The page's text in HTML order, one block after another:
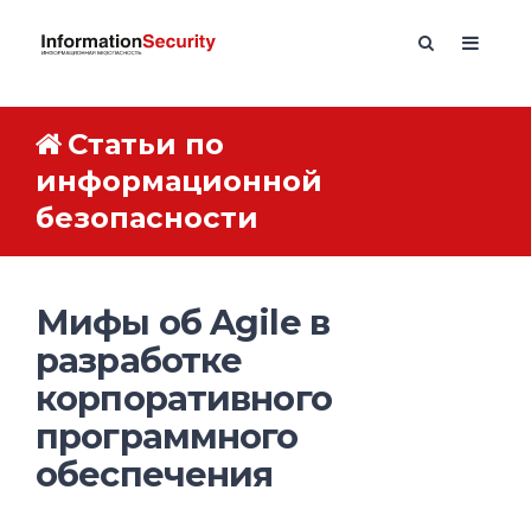
Статьи по
информационной
безопасности
Мифы об Agile в
разработке
корпоративного
программного
обеспечения